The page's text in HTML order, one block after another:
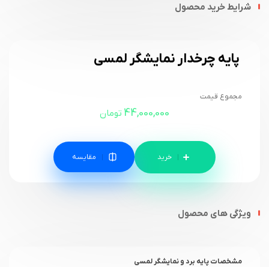
شرایط خرید محصول
پایه چرخدار نمایشگر لمسی
مجموع قیمت
44,000,000 تومان
مقایسه
ویژگی های محصول
مشخصات پایه برد و نمایشگر لمسی